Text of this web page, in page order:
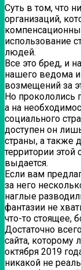
Суть в том, что
организаций,
использование
людей.
Все это бред, и
нашего ведома
возмещений за
Но прокололись
а на
социального
доступен он
страны, а также
территории этой
выдается.
Если вам
за него
наглые
фантазии не
что-то стоящее,
Достаточно
сайта, которому
октября 2019
никакой не